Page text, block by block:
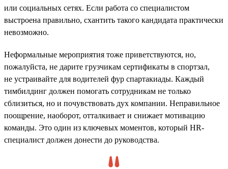
или социальных сетях. Если работа со специалистом
выстроена правильно, схантить такого кандидата практически
невозможно.
Неформальные мероприятия тоже приветствуются, но,
пожалуйста, не дарите грузчикам сертификаты в спортзал,
не устраивайте для водителей фур спартакиады. Каждый
тимбилдинг должен помогать сотрудникам не только
сблизиться, но и почувствовать дух компании. Неправильное
поощрение, наоборот, отталкивает и снижает мотивацию
команды. Это один из ключевых моментов, который HR-
специалист должен донести до руководства.